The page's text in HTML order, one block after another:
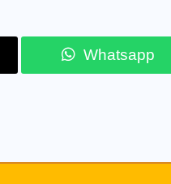
Whatsapp